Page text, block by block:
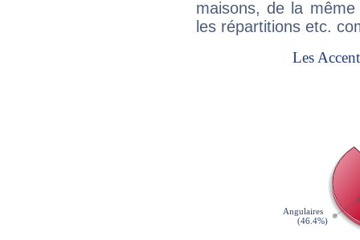
maisons, de la
les répartitions etc.